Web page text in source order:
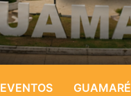
EVENTOS GUAMARÉ